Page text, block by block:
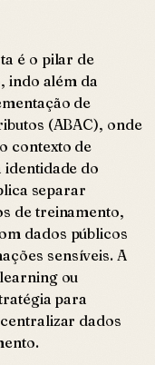
é o pilar de
indo além da
de
(ABAC), onde
contexto de
identidade do
separar
de treinamento,
dados públicos
sensíveis. A
ou
para
dados